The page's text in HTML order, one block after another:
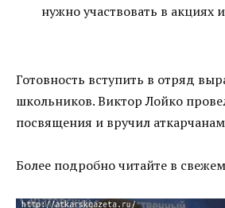
нужно участвовать в акциях
Готовность вступить в отряд
школьников. Виктор Лойко
посвящения и вручил
Более подробно читайте в